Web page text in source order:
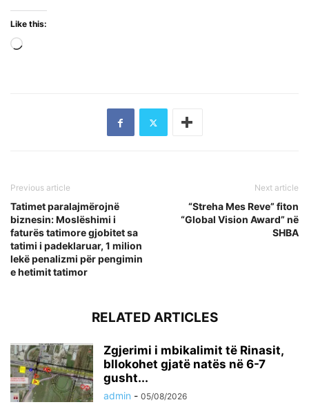
Like this:
Previous article
Tatimet paralajmërojnë
biznesin: Moslëshimi i
faturës tatimore gjobitet sa
tatimi i padeklaruar, 1 milion
lekë penalizmi për pengimin
e hetimit tatimor
Next article
“Streha Mes Reve” fiton
“Global Vision Award” në
SHBA
RELATED ARTICLES
Zgjerimi i mbikalimit të Rinasit,
bllokohet gjatë natës në 6-7
gusht...
admin - 05/08/2026